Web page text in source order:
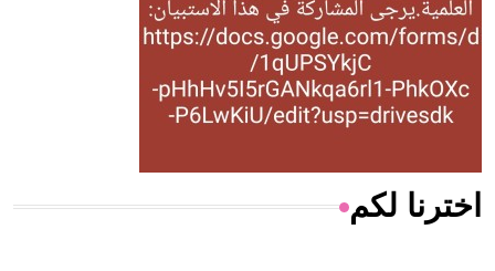
- هل تعلم أن المرجان إفراز حيواني يتكون في البحر ويتركب
من مادة كربونات الكلسيوم، وهو أحمر أو شديد الحمرة وهو
أجود أنواعه، ويمتاز بكبر الحجم ويسمى الش
هل تعلم أن الأبسيد كلمة فرنسية اللفظ تم اعتمادها مصطلحاً
اخترنا لكم